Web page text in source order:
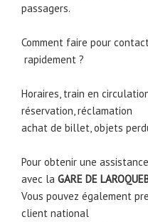
passagers.
Comment faire pour
rapidement ?
Horaires, train en
réservation, réclamation
achat de billet, objets
Pour obtenir une
avec la GARE DE
Vous pouvez également
client national